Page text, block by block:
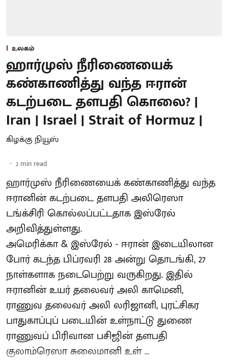
உலகம்
ஹார்முஸ் நீரிணையைக்
கண்காணித்து வந்த ஈரான்
கடற்படை தளபதி கொலை? |
Iran | Israel | Strait of Hormuz |
கிழக்கு நியூஸ்
2 min read
ஹார்முஸ் நீரிணையைக் கண்காணித்து வந்த
ஈரானின் கடற்படை தளபதி அலிரெஸா
டங்க்சிரி கொல்லப்பட்டதாக இஸ்ரேல்
அறிவித்துள்ளது.
அமெரிக்கா & இஸ்ரேல் - ஈரான் இடையிலான
போர் கடந்த பிப்ரவரி 28 அன்று தொடங்கி, 27
நாள்களாக நடைபெற்று வருகிறது. இதில்
ஈரானின் உயர் தலைவர் அலி காமெனி,
ராணுவ தலைவர் அலி லரிஜானி, புரட்சிகர
பாதுகாப்புப் படையின் உள்நாட்டு துணை
ராணுவப் பிரிவான பசிஜின் தளபதி
குலாம்ரெஸா சுலைமானி உள் ...